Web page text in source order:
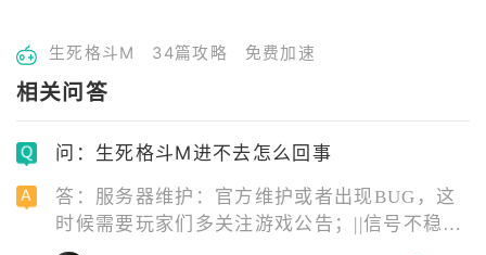
生死格斗M 34篇攻略 免费加速
相关问答
问：生死格斗M进不去怎么回事
答：服务器维护：官方维护或者出现BUG，这
时候需要玩家们多关注游戏公告；||信号不稳